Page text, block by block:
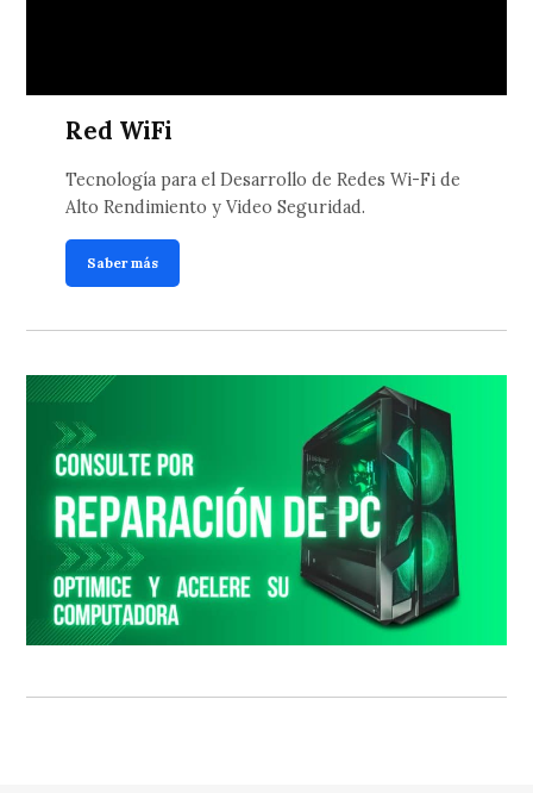
Red WiFi
Tecnología para el Desarrollo de Redes Wi-Fi de
Alto Rendimiento y Video Seguridad.
Saber más